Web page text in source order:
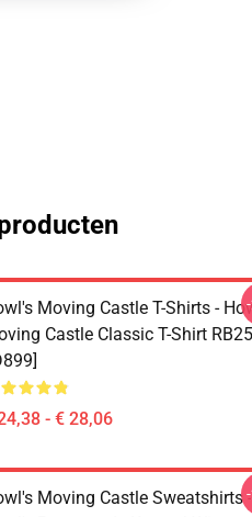
Moving Castle T-Shirts -
Castle Classic T-Shirt
- € 28,06
Moving Castle Sweatshirts -